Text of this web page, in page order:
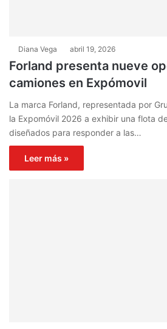
Diana Vega abril 19, 2026
Forland presenta nueve
camiones en Expómovil
La marca Forland, representada por
la Expomóvil 2026 a exhibir una flota
diseñados para responder a las…
Leer más »